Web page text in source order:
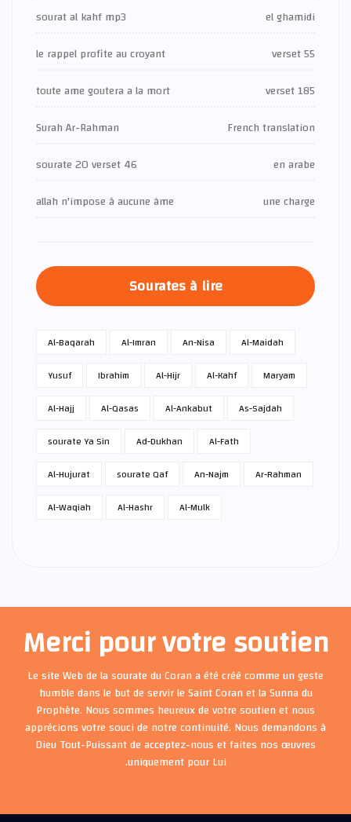
sourat al kahf mp3
el ghamidi
le rappel profite au croyant
verset 55
toute ame goutera a la mort
verset 185
Surah Ar-Rahman
French translation
sourate 20 verset 46
en arabe
allah n'impose à aucune âme
une charge
Sourates à lire
Al-Baqarah Al-Imran An-Nisa
Al-Maidah
Yusuf
Ibrahim Al-Hijr Al-Kahf
Maryam
Al-Hajj
Al-Qasas Al-Ankabut
As-Sajdah
sourate Ya Sin
Ad-Dukhan
Al-Fath
Al-Hujurat
sourate Qaf An-Najm
Ar-Rahman
Al-Waqiah
Al-Hashr Al-Mulk
Merci pour votre soutien
Le site Web de la sourate du Coran a été créé comme un geste
humble dans le but de servir le Saint Coran et la Sunna du
Prophète. Nous sommes heureux de votre soutien et nous
apprécions votre souci de notre continuité. Nous demandons à
Dieu Tout-Puissant de acceptez-nous et faites nos œuvres
uniquement pour Lui.